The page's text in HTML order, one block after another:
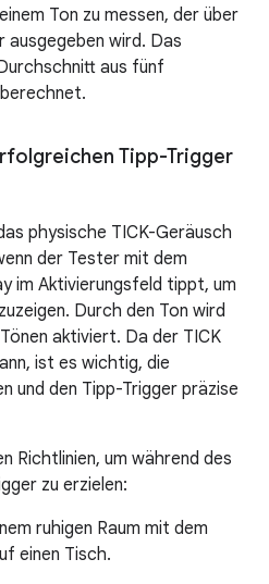
Ton zu messen, der über
wird. Das
aus fünf
Tipp-Trigger
physische TICK-Geräusch
der Tester mit dem
im Aktivierungsfeld tippt, um
Durch den Ton wird
aktiviert. Da der TICK
ist es wichtig, die
und den Tipp-Trigger präzise
Richtlinien, um während des
zu erzielen:
ruhigen Raum mit dem
einen Tisch.